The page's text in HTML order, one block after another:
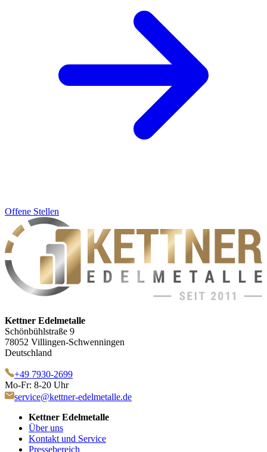
Offene Stellen
Kettner Edelmetalle
Schönbühlstraße 9
78052 Villingen-Schwenningen
Deutschland
+49 7930-2699
Mo-Fr: 8-20 Uhr
service@kettner-edelmetalle.de
Kettner Edelmetalle
Über uns
Kontakt und Service
Pressebereich